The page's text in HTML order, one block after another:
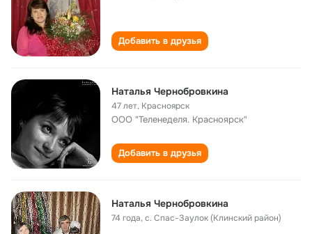
Добавить в друзья
Наталья Чернобровкина
47 лет, Красноярск
ООО "Теленеделя. Красноярск"
Добавить в друзья
Наталья Чернобровкина
74 года,с. Спас-Заулок (Клинский район)